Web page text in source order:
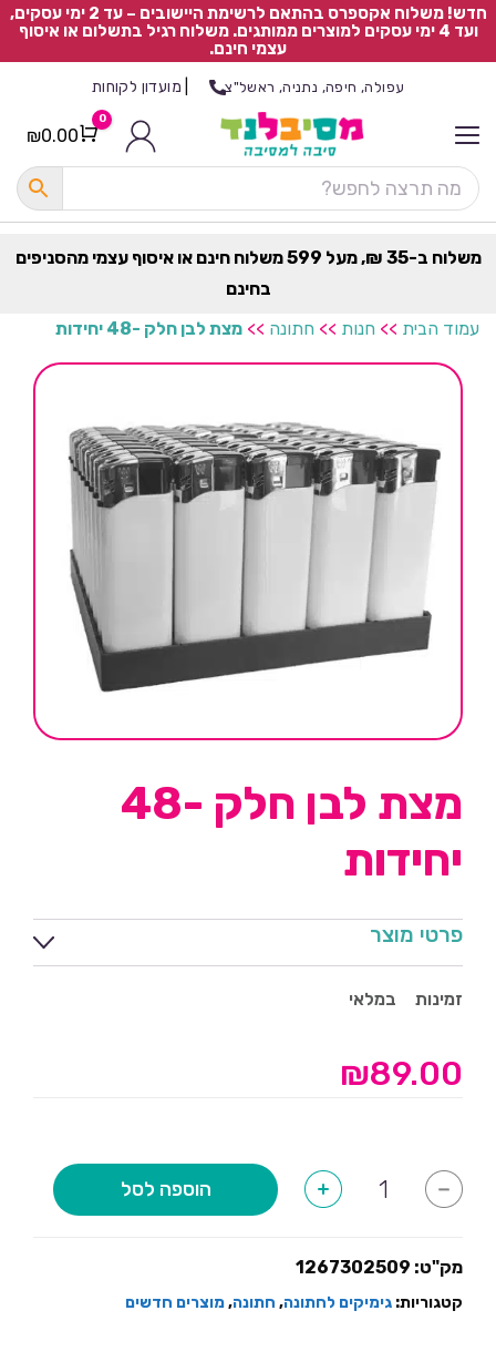
חדש! משלוח אקספרס בהתאם לרשימת היישובים – עד 2 ימי עסקים,
ועד 4 ימי עסקים למוצרים ממותגים. משלוח רגיל בתשלום או איסוף
עצמי חינם.
עפולה, חיפה, נתניה, ראשל"צ מועדון לקוחות
Cart
0
₪0.00
משלוח ב-35 ₪, מעל 599 משלוח חינם או איסוף עצמי מהסניפים
בחינם
עמוד הבית >> חנות >> חתונה >> מצת לבן חלק -48 יחידות
מצת לבן חלק -48
יחידות
פרטי מוצר
זמינות במלאי
₪89.00
-
של
-48
+ הוספה לסל
מק"ט: 1267302509
קטגוריות: גימיקים לחתונה, חתונה,מוצרים חדשים